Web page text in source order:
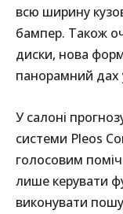
всю ширину
бампер. Також
диски, нова
панорамний дах
У салоні
системи Pleos
голосовим
лише керувати
виконувати